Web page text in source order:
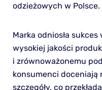
odzieżowych w Polsce.
Marka odniosła
wysokiej jakości
i zrównoważonemu
konsumenci doceniają
szczegóły, co